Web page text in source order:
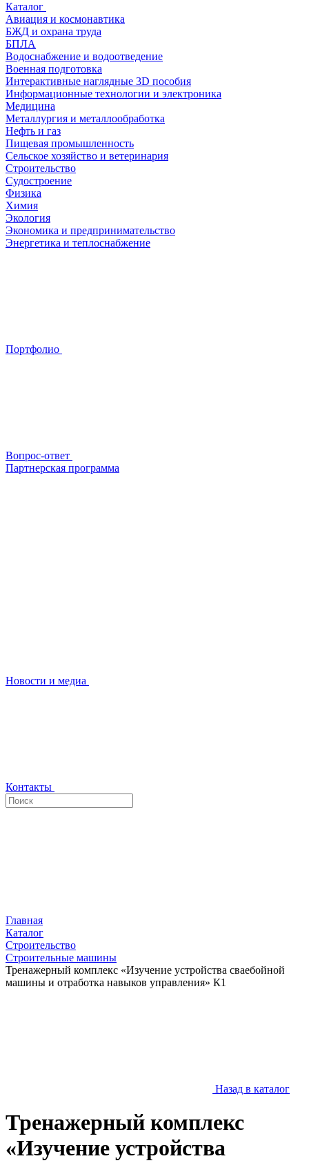
Каталог
Авиация и космонавтика
БЖД и охрана труда
БПЛА
Водоснабжение и водоотведение
Военная подготовка
Интерактивные наглядные 3D пособия
Информационные технологии и электроника
Медицина
Металлургия и металлообработка
Нефть и газ
Пищевая промышленность
Сельское хозяйство и ветеринария
Строительство
Судостроение
Физика
Химия
Экология
Экономика и предпринимательство
Энергетика и теплоснабжение
Портфолио
Вопрос-ответ
Партнерская программа
Новости и медиа
Контакты
Главная
Каталог
Строительство
Строительные машины
Тренажерный комплекс «Изучение устройства сваебойной
машины и отработка навыков управления» К1
Назад в каталог
Тренажерный комплекс
«Изучение устройства